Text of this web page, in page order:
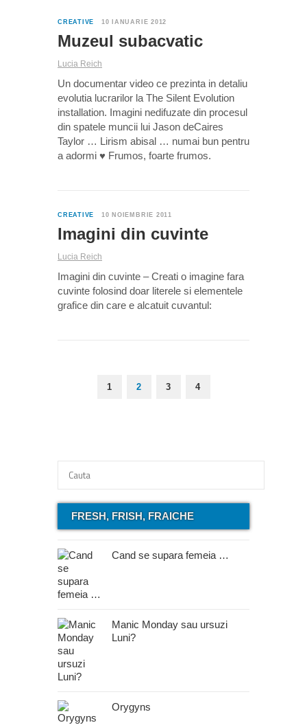
CREATIVE 10 IANUARIE 2012
Muzeul subacvatic
Lucia Reich
Un documentar video ce prezinta in detaliu
evolutia lucrarilor la The Silent Evolution
installation. Imagini nedifuzate din procesul
din spatele muncii lui Jason deCaires
Taylor … Lirism abisal … numai bun pentru
a adormi ♥ Frumos, foarte frumos.
CREATIVE 10 NOIEMBRIE 2011
Imagini din cuvinte
Lucia Reich
Imagini din cuvinte – Creati o imagine fara
cuvinte folosind doar literele si elementele
grafice din care e alcatuit cuvantul:
1 2 3 4
FRESH, FRISH, FRAICHE
Cand se supara femeia …
Manic Monday sau ursuzi
Luni?
Orygyns